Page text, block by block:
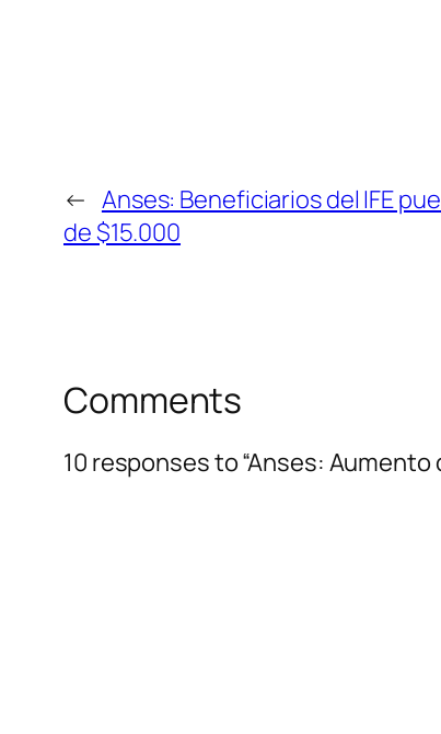
← Anses: Beneficiarios del IFE
de $15.000
Comments
10 responses to “Anses: